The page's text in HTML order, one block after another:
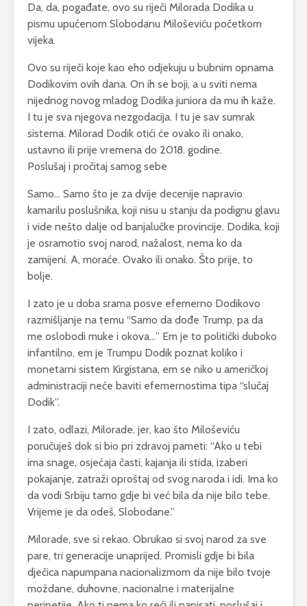
Da, da, pogađate, ovo su riječi Milorada Dodika u
pismu upućenom Slobodanu Miloševiću početkom
vijeka.
Ovo su riječi koje kao eho odjekuju u bubnim opnama
Dodikovim ovih dana. On ih se boji, a u sviti nema
nijednog novog mladog Dodika juniora da mu ih kaže.
I tu je sva njegova nezgodacija. I tu je sav sumrak
sistema. Milorad Dodik otići će ovako ili onako,
ustavno ili prije vremena do 2018. godine.
Poslušaj i pročitaj samog sebe
Samo… Samo što je za dvije decenije napravio
kamarilu poslušnika, koji nisu u stanju da podignu glavu
i vide nešto dalje od banjalučke provincije. Dodika, koji
je osramotio svoj narod, nažalost, nema ko da
zamijeni. A, moraće. Ovako ili onako. Što prije, to
bolje.
I zato je u doba srama posve efemerno Dodikovo
razmišljanje na temu “Samo da dođe Trump, pa da
me oslobodi muke i okova…” Em je to politički duboko
infantilno, em je Trumpu Dodik poznat koliko i
monetarni sistem Kirgistana, em se niko u američkoj
administraciji neće baviti efemernostima tipa “slučaj
Dodik”.
I zato, odlazi, Milorade, jer, kao što Miloševiću
poručuješ dok si bio pri zdravoj pameti: “Ako u tebi
ima snage, osjećaja časti, kajanja ili stida, izaberi
pokajanje, zatraži oproštaj od svog naroda i idi. Ima ko
da vodi Srbiju tamo gdje bi već bila da nije bilo tebe.
Vrijeme je da odeš, Slobodane.”
Milorade, sve si rekao. Obrukao si svoj narod za sve
pare, tri generacije unaprijed. Promisli gdje bi bila
dječica napumpana nacionalizmom da nije bilo tvoje
moždane, duhovne, nacionalne i materijalne